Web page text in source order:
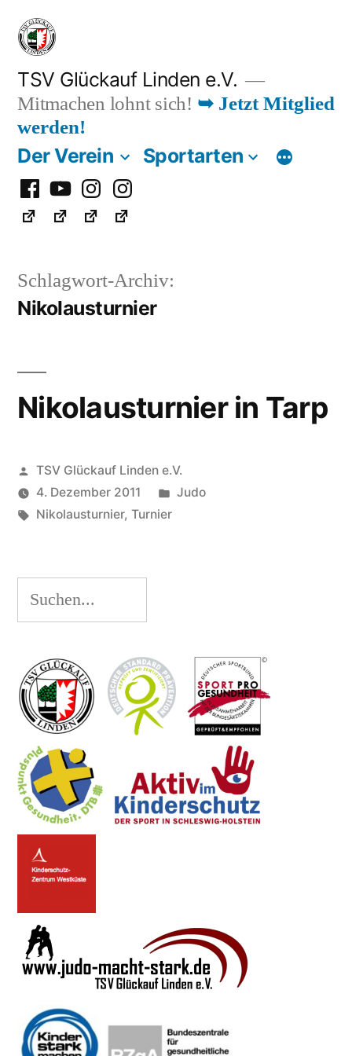
Zum
Inhalt
springen
TSV Glückauf Linden e.V.
Mitmachen lohnt sich! ➥ Jetzt Mitglied
werden!
Der Verein Sportarten
Facebook
YoutubeInstagramInstagram
Fußball
Schlagwort-Archiv:
Nikolausturnier
Nikolausturnier in Tarp
Veröffentlicht
von
TSV Glückauf Linden e.V.
4. Dezember 2011
Veröffentlicht
Judo
Schlagwörter:
Nikolausturnier, Turnier
Suchen